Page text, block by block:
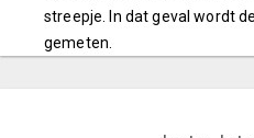
streepje. In dat geval wordt
gemeten.